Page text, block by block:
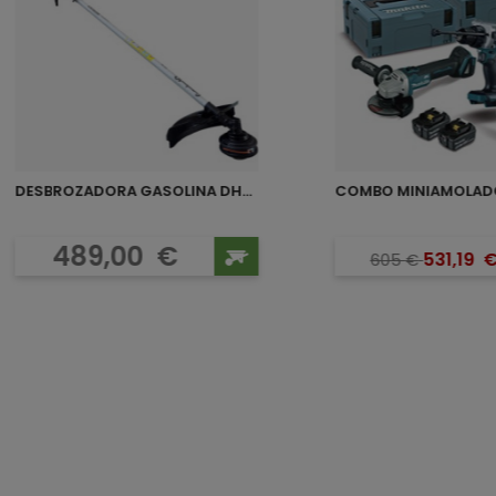
DESBROZADORA GASOLINA DH35...
Precio
489,00 € 605€ 531,19